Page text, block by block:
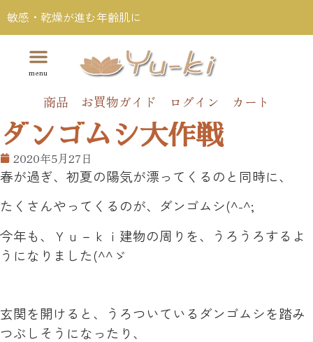
敏感・乾燥が進む年齢肌に
商品 お買物ガイド ログイン カート
ダンゴムシ大作戦
2020年5月27日
春が過ぎ、初夏の陽気が漂ってくるのと同時に、
たくさんやってくるのが、ダンゴムシ(^-^;
今年も、Ｙｕ－ｋｉ建物の周りを、うろうろするよ
うになりました(^^ゞ
玄関を開けると、うろついているダンゴムシを踏み
つぶしそうになったり、